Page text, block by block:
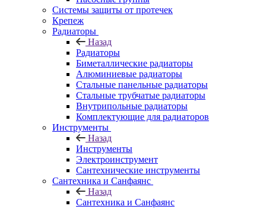
Системы защиты от протечек
Крепеж
Радиаторы
Назад
Радиаторы
Биметаллические радиаторы
Алюминиевые радиаторы
Стальные панельные радиаторы
Стальные трубчатые радиаторы
Внутрипольные радиаторы
Комплектующие для радиаторов
Инструменты
Назад
Инструменты
Электроинструмент
Сантехнические инструменты
Сантехника и Санфаянс
Назад
Сантехника и Санфаянс